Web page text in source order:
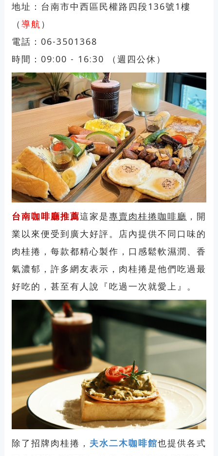
地址：台南市中西區民權路四段136號1樓
（ 導航 ）
電話：06-3501368
時間：09:00 - 16:30 （週四公休）
台南咖啡廳推薦這家是專賣肉桂捲咖啡廳 ，開
業以來便受到廣大好評。店內提供不同口味的
肉桂捲，每款都精心製作，口感鬆軟濕潤、香
氣濃郁，許多網友表示，肉桂捲是他們吃過最
好吃的，甚至有人說『吃過一次就愛上』。
除了招牌肉桂捲， 夫水二木咖啡館也提供各式